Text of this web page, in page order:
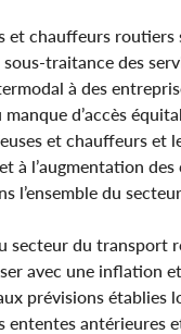
et chauffeurs routiers
traitance des
à des
manque d’accès
et chauffeurs et
à l’augmentation des
l’ensemble du secteur.
secteur du transport
avec une inflation
prévisions établies
ententes antérieures